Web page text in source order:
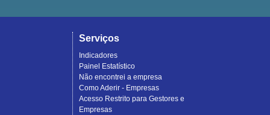
Serviços
Indicadores
Painel Estatístico
Não encontrei a empresa
Como Aderir - Empresas
Acesso Restrito para Gestores e
Empresas